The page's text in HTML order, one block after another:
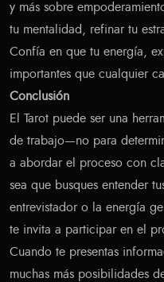
y más sobre
tu mentalidad, refinar tu
Confía en que tu energía,
importantes que cualquier
Conclusión
El Tarot puede ser una
de trabajo—no para
a abordar el proceso con
sea que busques entender
entrevistador o la energía
te invita a participar en el
Cuando te presentas
muchas más posibilidades